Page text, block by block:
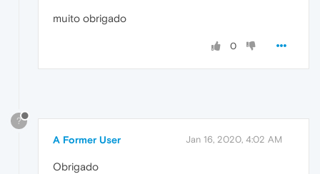
muito obrigado
0
?
A Former User Jan 16, 2020, 4:02 AM
Obrigado